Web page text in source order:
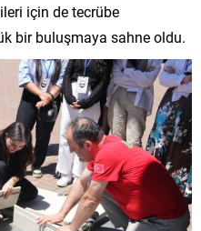
için de tecrübe
bir buluşmaya sahne oldu.